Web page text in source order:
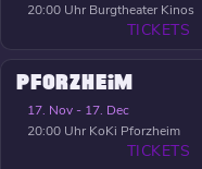
20:00 Uhr Burgtheater Kinos
TICKETS
PFORZHEIM
17. Nov - 17. Dec
20:00 Uhr KoKi Pforzheim
TICKETS